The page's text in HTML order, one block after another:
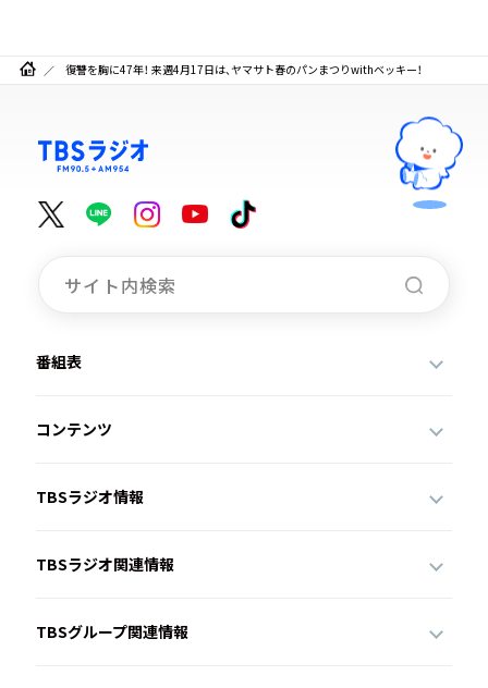
復讐を胸に47年！ 来週4月17日は、ヤマサト春のパンまつりwithベッキー！
番組表
コンテンツ
TBSラジオ情報
TBSラジオ関連情報
TBSグループ関連情報